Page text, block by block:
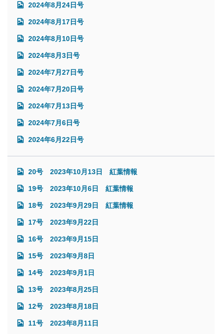
2024年8月24日号
2024年8月17日号
2024年8月10日号
2024年8月3日号
2024年7月27日号
2024年7月20日号
2024年7月13日号
2024年7月6日号
2024年6月22日号
20号 2023年10月13日 紅葉情報
19号 2023年10月6日 紅葉情報
18号 2023年9月29日 紅葉情報
17号 2023年9月22日
16号 2023年9月15日
15号 2023年9月8日
14号 2023年9月1日
13号 2023年8月25日
12号 2023年8月18日
11号 2023年8月11日